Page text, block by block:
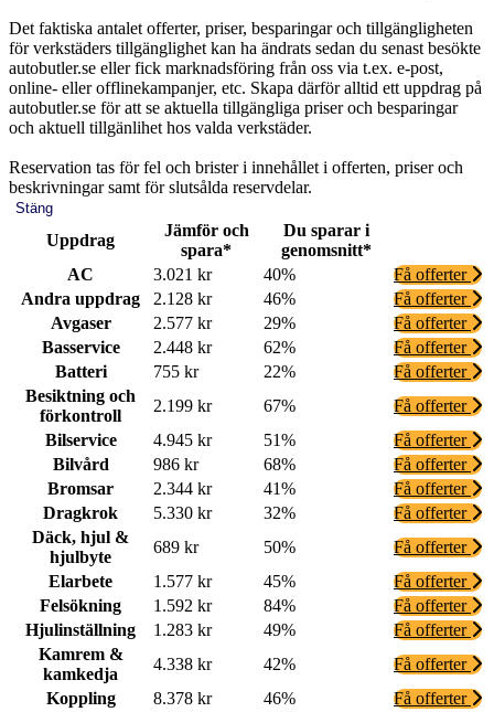
Det faktiska antalet offerter, priser, besparingar och tillgängligheten
för verkstäders tillgänglighet kan ha ändrats sedan du senast besökte
autobutler.se eller fick marknadsföring från oss via t.ex. e-post,
online- eller offlinekampanjer, etc. Skapa därför alltid ett uppdrag på
autobutler.se för att se aktuella tillgängliga priser och besparingar
och aktuell tillgänlihet hos valda verkstäder.
Reservation tas för fel och brister i innehållet i offerten, priser och
beskrivningar samt för slutsålda reservdelar.
Stäng
Uppdrag
Jämför och
spara*
Du sparar i
genomsnitt*
AC
3.021 kr 40%
Få offerter
Andra uppdrag
2.128 kr 46%
Få offerter
Avgaser
2.577 kr 29%
Få offerter
Basservice
2.448 kr 62%
Få offerter
Batteri
755 kr 22%
Få offerter
Besiktning och
förkontroll
2.199 kr 67%
Få offerter
Bilservice
4.945 kr 51%
Få offerter
Bilvård
986 kr 68%
Få offerter
Bromsar
2.344 kr 41%
Få offerter
Dragkrok
5.330 kr 32%
Få offerter
Däck, hjul &
hjulbyte
689 kr 50%
Få offerter
Elarbete
1.577 kr 45%
Få offerter
Felsökning
1.592 kr 84%
Få offerter
Hjulinställning
1.283 kr 49%
Få offerter
Kamrem &
kamkedja
4.338 kr 42%
Få offerter
Koppling
8.378 kr 46%
Få offerter